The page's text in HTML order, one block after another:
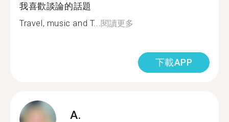
我喜歡談論的話題
Travel, music and T... 閱讀更多
下載APP
A.